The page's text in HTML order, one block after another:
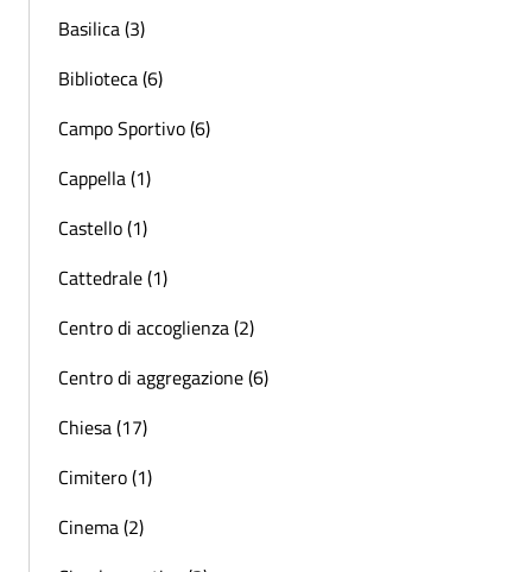
Basilica (3)
Biblioteca (6)
Campo Sportivo (6)
Cappella (1)
Castello (1)
Cattedrale (1)
Centro di accoglienza (2)
Centro di aggregazione (6)
Chiesa (17)
Cimitero (1)
Cinema (2)